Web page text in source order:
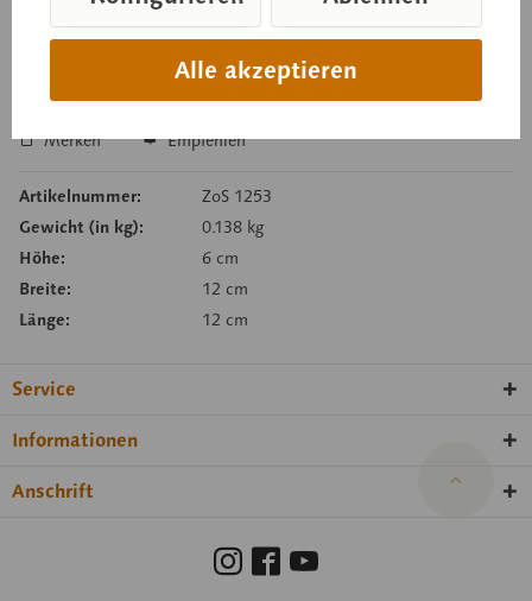
Lieferzeit auf Anfrage
In den Anfragekorb
Merken Empfehlen
Artikelnummer:
ZoS 1253
Gewicht (in kg):
0.138 kg
Höhe:
6 cm
Breite:
12 cm
Länge:
12 cm
Service
Informationen
Anschrift
Alle akzeptieren